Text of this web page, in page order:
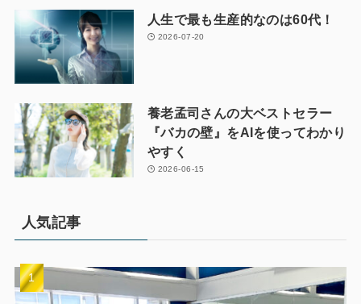
人生で最も生産的なのは60代！
2026-07-20
養老孟司さんの大ベストセラー
『バカの壁』をAIを使ってわかり
やすく
2026-06-15
人気記事